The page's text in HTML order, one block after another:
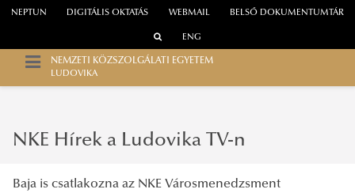
WEBMAIL
NEPTUN DIGITÁLIS OKTATÁS BELSŐ DOKUMENTUMTÁR
ENG
NEMZETI KÖZSZOLGÁLATI EGYETEM
LUDOVIKA
NKE Hírek a Ludovika TV-n
Baja is csatlakozna az NKE Városmenedzsment